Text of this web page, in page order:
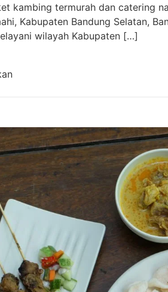
kambing termurah dan catering
Kabupaten Bandung Selatan,
wilayah Kabupaten […]
pada Aqiqah Baleendah Bandung